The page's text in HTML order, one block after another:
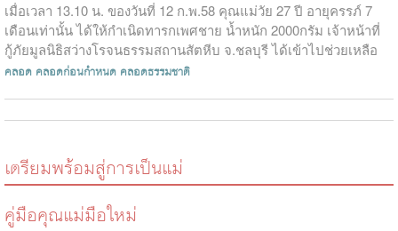
เมื่อเวลา 13.10 น. ของวันที่ 12 ก.พ.58 คุณแม่วัย 27 ปี อายุครรภ์ 7
เดือนเท่านั้น ได้ให้กำเนิดทารกเพศชาย น้ำหนัก 2000กรัม เจ้าหน้าที่
กู้ภัยมูลนิธิสว่างโรจนธรรมสถานสัตหีบ จ.ชลบุรี ได้เข้าไปช่วยเหลือ
พ...
คลอด คลอดก่อนกำหนด คลอดธรรมชาติ
เตรียมพร้อมสู่การเป็นแม่
คู่มือคุณแม่มือใหม่